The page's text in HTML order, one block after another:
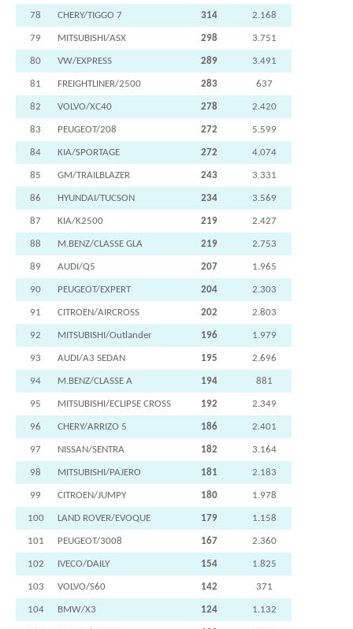
78 CHERY/TIGGO 7 314 2.168
79 MITSUBISHI/ASX 298 3.751
80 VW/EXPRESS 289 3.491
81 FREIGHTLINER/2500 283 637
82 VOLVO/XC40 278 2.420
83 PEUGEOT/208 272 5.599
84 KIA/SPORTAGE 272 4.074
85 GM/TRAILBLAZER 243 3.331
86 HYUNDAI/TUCSON 234 3.569
87 KIA/K2500 219 2.427
88 M.BENZ/CLASSE GLA 219 2.753
89 AUDI/Q5 207 1.965
90 PEUGEOT/EXPERT 204 2.303
91 CITROEN/AIRCROSS 202 2.803
92 MITSUBISHI/Outlander 196 1.979
93 AUDI/A3 SEDAN 195 2.696
94 M.BENZ/CLASSE A 194 881
95 MITSUBISHI/ECLIPSE CROSS 192 2.349
96 CHERY/ARRIZO 5 186 2.401
97 NISSAN/SENTRA 182 3.164
98 MITSUBISHI/PAJERO 181 2.183
99 CITROEN/JUMPY 180 1.978
100 LAND ROVER/EVOQUE 179 1.158
101 PEUGEOT/3008 167 2.360
102 IVECO/DAILY 154 1.825
103 VOLVO/S60 142 371
104 BMW/X3 124 1.132